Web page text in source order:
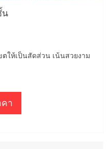
น
ให้เป็นสัดส่วน เน้นสวยงาม
า